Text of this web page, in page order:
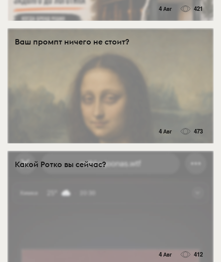
4 Авг 421
Ваш промпт ничего не стоит?
4 Авг 473
Какой Ротко вы сейчас?
4 Авг 412